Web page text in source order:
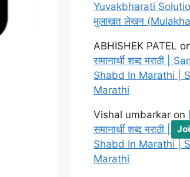
Yuvakbharati
मुलाखत लेखन
ABHISHEK PATEL
समानार्थी शब्द मराठी |
Shabd In Marathi |
Marathi
Vishal umbarkar on
समानार्थी शब्द मराठी |
Shabd In Marathi |
Marathi